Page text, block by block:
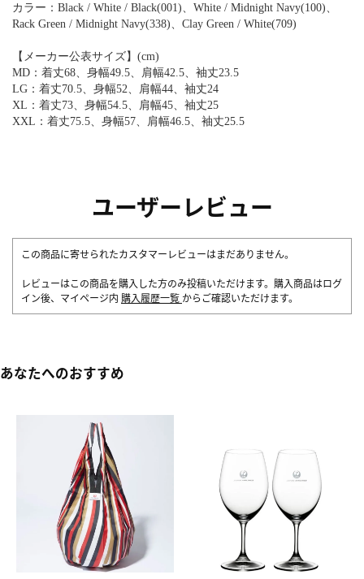
カラー：Black / White / Black(001)、White / Midnight Navy(100)、
Rack Green / Midnight Navy(338)、Clay Green / White(709)
【メーカー公表サイズ】(cm)
MD：着丈68、身幅49.5、肩幅42.5、袖丈23.5
LG：着丈70.5、身幅52、肩幅44、袖丈24
XL：着丈73、身幅54.5、肩幅45、袖丈25
XXL：着丈75.5、身幅57、肩幅46.5、袖丈25.5
ユーザーレビュー
この商品に寄せられたカスタマーレビューはまだありません。
レビューはこの商品を購入した方のみ投稿いただけます。購入商品はログ
イン後、マイページ内 購入履歴一覧 からご確認いただけます。
あなたへのおすすめ